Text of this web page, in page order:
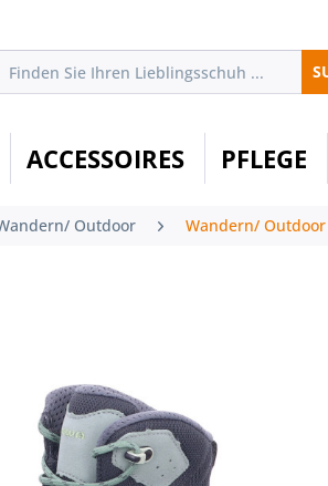
ACCESSOIRES PFLEGE
Outdoor Wandern/